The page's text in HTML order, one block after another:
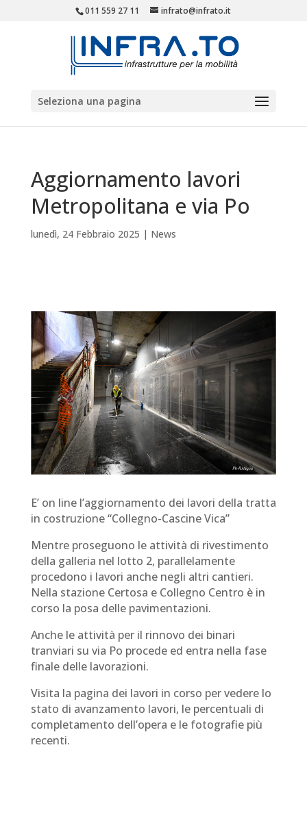
011 559 27 11 infrato@infrato.it
Seleziona una pagina
Aggiornamento lavori
Metropolitana e via Po
lunedì, 24 Febbraio 2025 | News
E’ on line l’aggiornamento dei lavori della tratta
in costruzione “Collegno-Cascine Vica”
Mentre proseguono le attività di rivestimento
della galleria nel lotto 2, parallelamente
procedono i lavori anche negli altri cantieri.
Nella stazione Certosa e Collegno Centro è in
corso la posa delle pavimentazioni.
Anche le attività per il rinnovo dei binari
tranviari su via Po procede ed entra nella fase
finale delle lavorazioni.
Visita la pagina dei lavori in corso per vedere lo
stato di avanzamento lavori, le percentuali di
completamento dell’opera e le fotografie più
recenti.